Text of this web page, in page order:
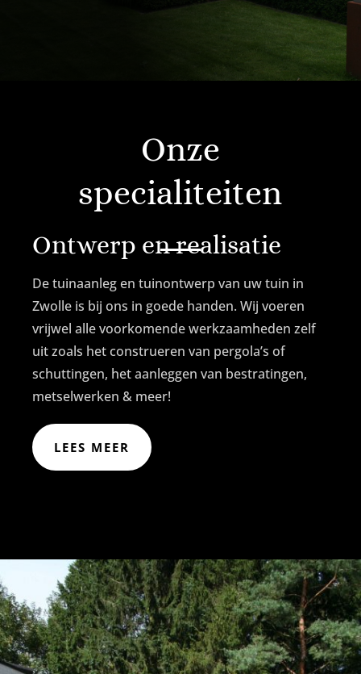
Onze
specialiteiten
Ontwerp en realisatie
De tuinaanleg en tuinontwerp van uw tuin in
Zwolle is bij ons in goede handen. Wij voeren
vrijwel alle voorkomende werkzaamheden zelf
uit zoals het construeren van pergola’s of
schuttingen, het aanleggen van bestratingen,
metselwerken & meer!
LEES MEER